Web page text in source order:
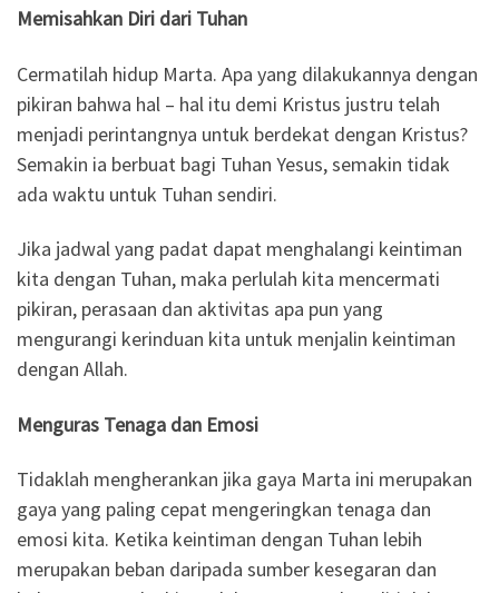
Memisahkan Diri dari Tuhan
Cermatilah hidup Marta. Apa yang dilakukannya dengan
pikiran bahwa hal – hal itu demi Kristus justru telah
menjadi perintangnya untuk berdekat dengan Kristus?
Semakin ia berbuat bagi Tuhan Yesus, semakin tidak
ada waktu untuk Tuhan sendiri.
Jika jadwal yang padat dapat menghalangi keintiman
kita dengan Tuhan, maka perlulah kita mencermati
pikiran, perasaan dan aktivitas apa pun yang
mengurangi kerinduan kita untuk menjalin keintiman
dengan Allah.
Menguras Tenaga dan Emosi
Tidaklah mengherankan jika gaya Marta ini merupakan
gaya yang paling cepat mengeringkan tenaga dan
emosi kita. Ketika keintiman dengan Tuhan lebih
merupakan beban daripada sumber kesegaran dan